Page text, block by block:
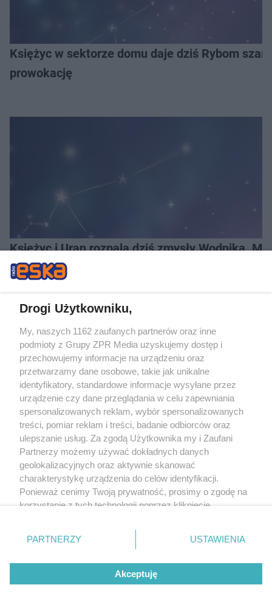
Księżyc w sektorze domu daje dziś Rybom
prowokację
Księżyc i Uran rozpalą dziś zmysły Wodnika.
LOKALNIE:
CIEKAWOSTKI
Ma zaledwie 1500
mieszkańców. Mała wioska w
Świętokrzyskiem skrywa
zabytki, bywał tu nawet król
Drogi Użytkowniku,
My, naszych 1162 zaufanych partnerów oraz inne
podmioty z Grupy ZPR Media uzyskujemy dostęp i
przechowujemy informacje na urządzeniu oraz
przetwarzamy dane osobowe, takie jak unikalne
identyfikatory, standardowe informacje wysyłane przez
urządzenie czy dane przeglądania w celu zapewniania
spersonalizowanych reklam, wybór spersonalizowanych
treści, pomiar reklam i treści, badanie odbiorców oraz
ulepszanie usług. Za zgodą Użytkownika my i Zaufani
Partnerzy możemy używać dokładnych danych
geolokalizacyjnych oraz aktywnie skanować
charakterystykę urządzenia do celów identyfikacji.
Ponieważ cenimy Twoją prywatność, prosimy o zgodę na
korzystanie z tych technologii poprzez kliknięcie
zmienić/wycofać klikając przycisk ustawień prywatności
znajdujący się w lewym dolnym rogu strony
rodzaje przetwarzania danych nie wymagają zgody
użytkownika, ale masz prawo sprzeciwić się takiemu
przetwarzaniu. Preferencje będą miały zastosowanie tylko
PARTNERZY USTAWIENIA
Akceptuję